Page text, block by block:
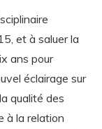
et à saluer la
ans pour
éclairage sur
qualité des
à la relation